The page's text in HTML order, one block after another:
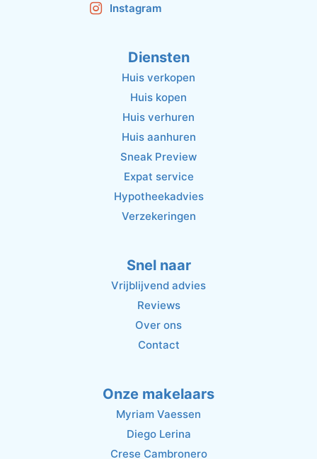
Instagram
Diensten
Huis verkopen
Huis kopen
Huis verhuren
Huis aanhuren
Sneak Preview
Expat service
Hypotheekadvies
Verzekeringen
Snel naar
Vrijblijvend advies
Reviews
Over ons
Contact
Onze makelaars
Myriam Vaessen
Diego Lerina
Crese Cambronero